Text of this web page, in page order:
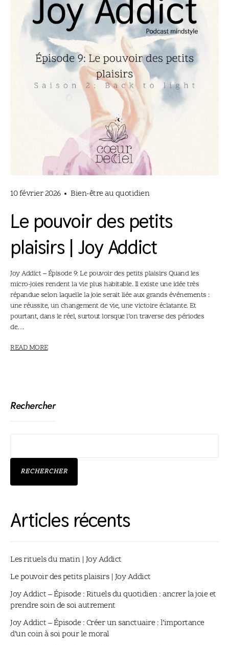
10 février 2026 Bien-être au quotidien
Le pouvoir des petits
plaisirs | Joy Addict
Joy Addict – Épisode 9: Le pouvoir des petits plaisirs Quand les
micro-joies rendent la vie plus habitable. Il existe une idée très
répandue selon laquelle la joie serait liée aux grands événements :
une réussite, un changement de vie, une victoire éclatante. Et
pourtant, dans le réel, surtout lorsque l’on traverse des périodes
de…
READ MORE
Rechercher
RECHERCHER
Articles récents
Les rituels du matin | Joy Addict
Le pouvoir des petits plaisirs | Joy Addict
Joy Addict – Épisode : Rituels du quotidien : ancrer la joie et
prendre soin de soi autrement
Joy Addict – Épisode : Créer un sanctuaire : l’importance
d’un coin à soi pour le moral